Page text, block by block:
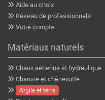
Aide au choix
Réseau de professionnels
Votre compte
Matériaux naturels
Chaux aérienne et hydraulique
Chanvre et chènevotte
Argile et terre